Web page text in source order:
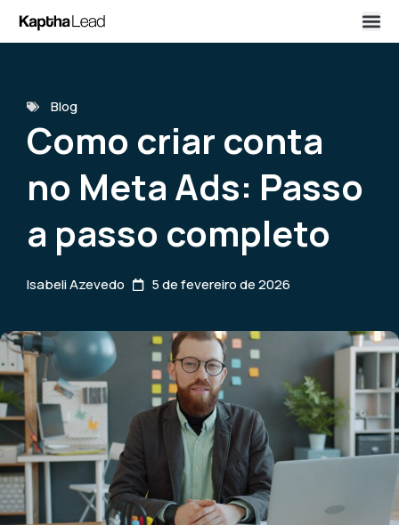
Blog
Como criar conta
no Meta Ads: Passo
a passo completo
Isabeli Azevedo 5 de fevereiro de 2026